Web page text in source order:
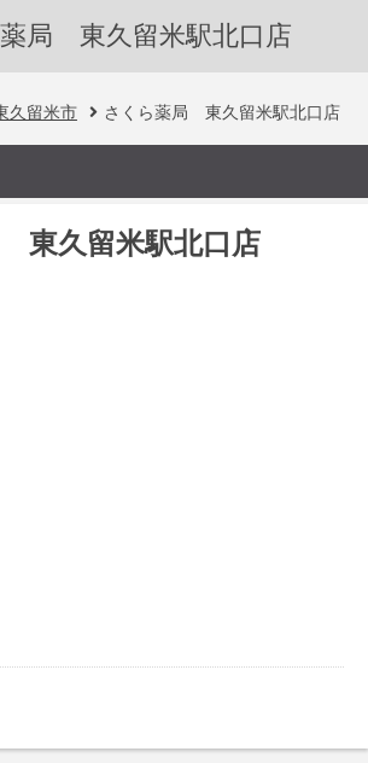
局 東久留米駅北口店
久留米市 さくら薬局 東久留米駅北口店
東久留米駅北口店